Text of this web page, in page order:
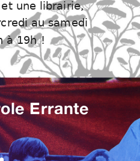
une librairie,
au samedi
à 19h !
Errante